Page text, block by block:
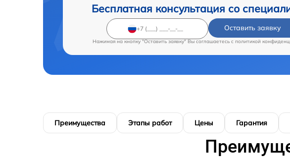
Бесплатная консультация со
Оставить заявку
Нажимая на кнопку "Оставить заявку" Вы соглашаетесь c политикой
Преимущества Этапы работ Цены Гарантия